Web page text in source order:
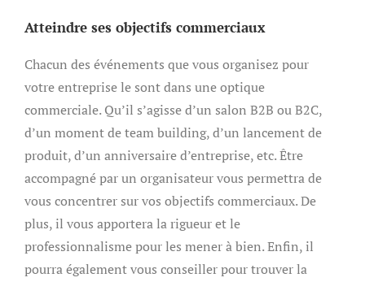
Atteindre ses objectifs commerciaux
Chacun des événements que vous organisez pour
votre entreprise le sont dans une optique
commerciale. Qu’il s’agisse d’un salon B2B ou B2C,
d’un moment de team building, d’un lancement de
produit, d’un anniversaire d’entreprise, etc. Être
accompagné par un organisateur vous permettra de
vous concentrer sur vos objectifs commerciaux. De
plus, il vous apportera la rigueur et le
professionnalisme pour les mener à bien. Enfin, il
pourra également vous conseiller pour trouver la